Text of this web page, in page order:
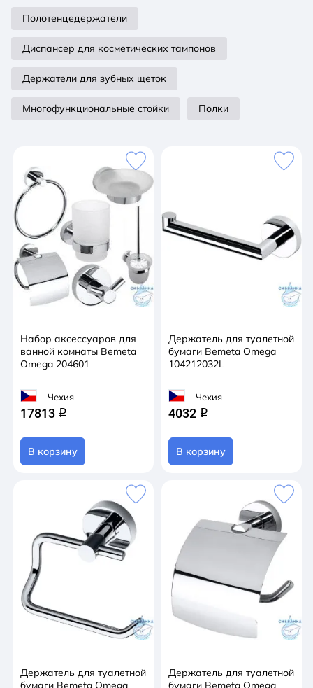
Полотенцедержатели
Диспансер для косметических тампонов
Держатели для зубных щеток
Многофункциональные стойки Полки
Набор аксессуаров для
ванной комнаты Bemeta
Omega 204601
Чехия
17813 q
В корзину
Держатель для туалетной
бумаги Bemeta Omega
104212032L
Чехия
4032 q
В корзину
Держатель для туалетной
бумаги Bemeta Omega
Держатель для туалетной
бумаги Bemeta Omega